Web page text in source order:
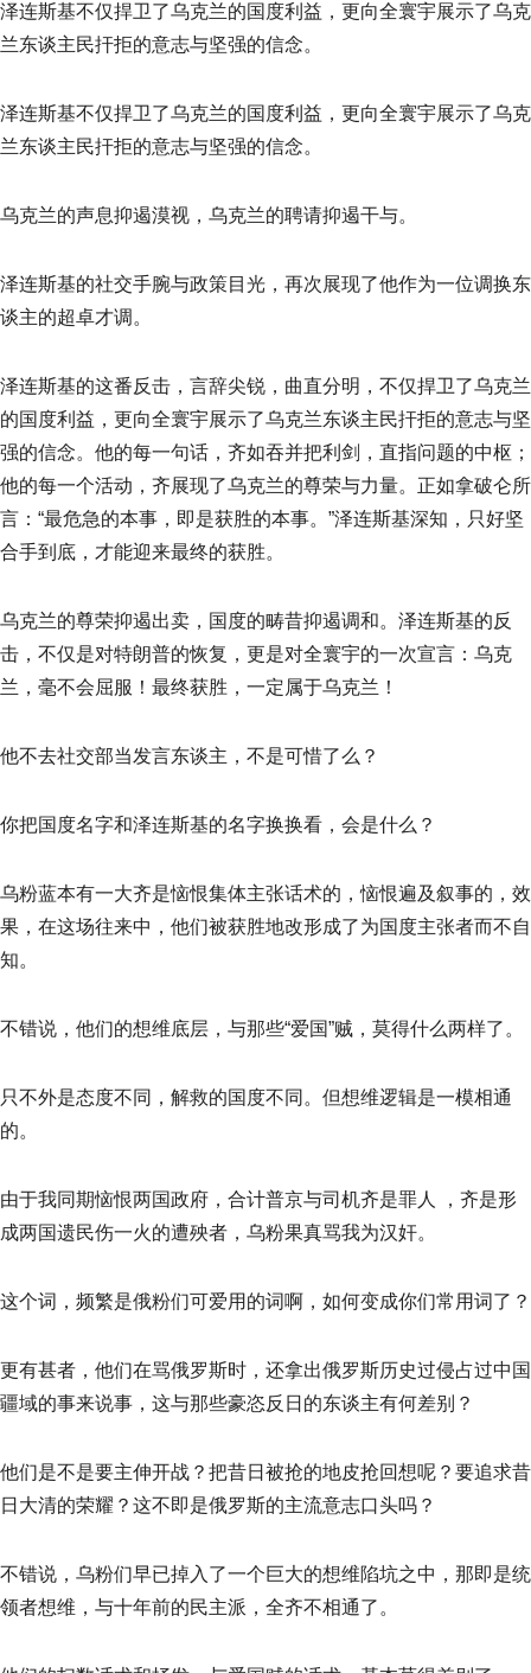
泽连斯基不仅捍卫了乌克兰的国度利益，更向全寰宇展示了乌克
兰东谈主民扞拒的意志与坚强的信念。
泽连斯基不仅捍卫了乌克兰的国度利益，更向全寰宇展示了乌克
兰东谈主民扞拒的意志与坚强的信念。
乌克兰的声息抑遏漠视，乌克兰的聘请抑遏干与。
泽连斯基的社交手腕与政策目光，再次展现了他作为一位调换东
谈主的超卓才调。
泽连斯基的这番反击，言辞尖锐，曲直分明，不仅捍卫了乌克兰
的国度利益，更向全寰宇展示了乌克兰东谈主民扞拒的意志与坚
强的信念。他的每一句话，齐如吞并把利剑，直指问题的中枢；
他的每一个活动，齐展现了乌克兰的尊荣与力量。正如拿破仑所
言：“最危急的本事，即是获胜的本事。”泽连斯基深知，只好坚
合手到底，才能迎来最终的获胜。
乌克兰的尊荣抑遏出卖，国度的畴昔抑遏调和。泽连斯基的反
击，不仅是对特朗普的恢复，更是对全寰宇的一次宣言：乌克
兰，毫不会屈服！最终获胜，一定属于乌克兰！
他不去社交部当发言东谈主，不是可惜了么？
你把国度名字和泽连斯基的名字换换看，会是什么？
乌粉蓝本有一大齐是恼恨集体主张话术的，恼恨遍及叙事的，效
果，在这场往来中，他们被获胜地改形成了为国度主张者而不自
知。
不错说，他们的想维底层，与那些“爱国”贼，莫得什么两样了。
只不外是态度不同，解救的国度不同。但想维逻辑是一模相通
的。
由于我同期恼恨两国政府，合计普京与司机齐是罪人 ，齐是形
成两国遗民伤一火的遭殃者，乌粉果真骂我为汉奸。
这个词，频繁是俄粉们可爱用的词啊，如何变成你们常用词了？
更有甚者，他们在骂俄罗斯时，还拿出俄罗斯历史过侵占过中国
疆域的事来说事，这与那些豪恣反日的东谈主有何差别？
他们是不是要主伸开战？把昔日被抢的地皮抢回想呢？要追求昔
日大清的荣耀？这不即是俄罗斯的主流意志口头吗？
不错说，乌粉们早已掉入了一个巨大的想维陷坑之中，那即是统
领者想维，与十年前的民主派，全齐不相通了。